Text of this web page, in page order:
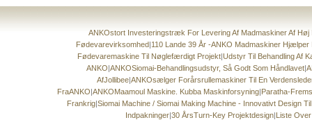
ANKOstort Investeringstræk For Levering Af Madmaskiner Af Høj
Fødevarevirksomhed|110 Lande 39 År -ANKO Madmaskiner
Fødevaremaskine Til Nøglefærdigt Projekt|Udstyr Til Behandling Af
ANKO|ANKOSiomai-Behandlingsudstyr, Så Godt Som Håndlavet|
AfJollibee|ANKOsælger Forårsrullemaskiner Til En
FraANKO|ANKOMaamoul Maskine. Kubba Maskinforsyning|Paratha-
Frankrig|Siomai Machine / Siomai Making Machine - Innovativt Design
Indpakninger|30 ÅrsTurn-Key Projektdesign|Liste